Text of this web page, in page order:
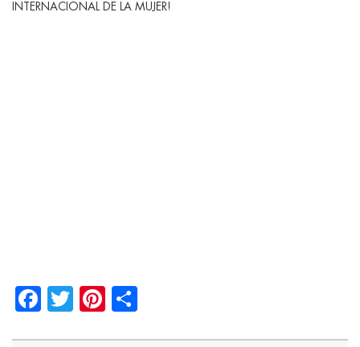
INTERNACIONAL DE LA MUJER!
Facebook
TwitterPinterest